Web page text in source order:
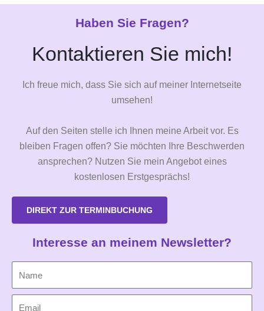
Haben Sie Fragen?
Kontaktieren Sie mich!
Ich freue mich, dass Sie sich auf meiner Internetseite
umsehen!
Auf den Seiten stelle ich Ihnen meine Arbeit vor. Es
bleiben Fragen offen? Sie möchten Ihre Beschwerden
ansprechen? Nutzen Sie mein Angebot eines
kostenlosen Erstgesprächs!
DIREKT ZUR TERMINBUCHUNG
Interesse an meinem Newsletter?